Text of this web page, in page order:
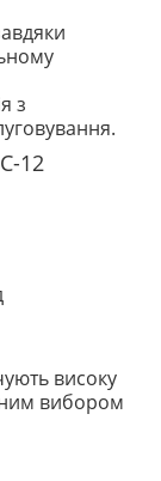
з
12
високу
вибором